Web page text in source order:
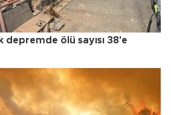
depremde ölü sayısı 38'e